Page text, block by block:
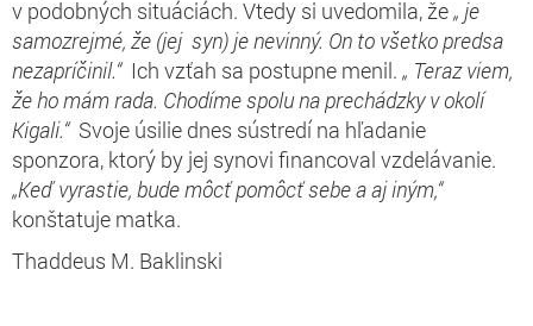
v podobných situáciách. Vtedy si uvedomila, že„ je
samozrejmé, že (jej syn) je nevinný. On to všetko predsa
nezapríčinil.“ Ich vzťah sa postupne menil. „ Teraz viem,
že ho mám rada. Chodíme spolu na prechádzky v okolí
Kigali.“ Svoje úsilie dnes sústredí na hľadanie
sponzora, ktorý by jej synovi financoval vzdelávanie.
„Keď vyrastie, bude môcť pomôcť sebe a aj iným,“
konštatuje matka.
Thaddeus M. Baklinski